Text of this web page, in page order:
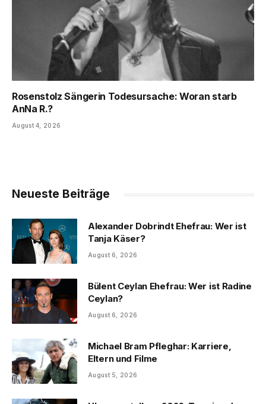
Rosenstolz Sängerin Todesursache: Woran starb
AnNa R.?
August 4, 2026
Neueste Beiträge
Alexander Dobrindt Ehefrau: Wer ist
Tanja Käser?
August 6, 2026
Bülent Ceylan Ehefrau: Wer ist Radine
Ceylan?
August 6, 2026
Michael Bram Pfleghar: Karriere,
Eltern und Filme
August 5, 2026